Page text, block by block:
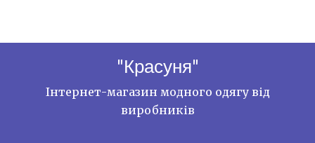
"Красуня"
Інтернет-магазин модного одягу від
виробників